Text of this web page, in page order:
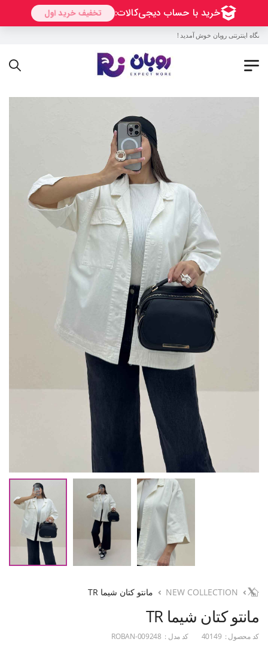
اینترنتی روبان خوش آمدید !
NEW COLLECTION مانتو کتان شیما TR
مانتو کتان شیما TR
کد محصول : 40149 کد مدل : ROBAN-009248